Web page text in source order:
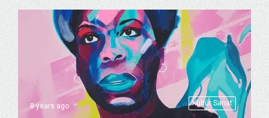
Kültür Sanat
8 years ago